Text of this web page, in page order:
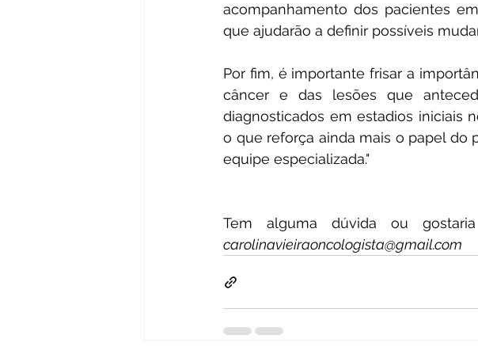
acompanhamento dos pacientes
que ajudarão a definir possíveis
Por fim, é importante frisar a
câncer e das lesões que
diagnosticados em estadios iniciais
o que reforça ainda mais o papel do
equipe especializada."
carolinavieiraoncologista@gmail.com